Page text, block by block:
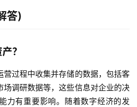
答)
？
营过程中收集并存储的数据，包括客
场调研数据等，这些信息对企业的决
力有重要影响。随着数字经济的发